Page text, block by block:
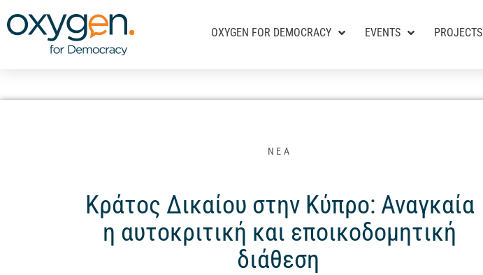
στο
περιεχόμενο
OXYGEN FOR DEMOCRACY EVENTS PROJECTS
ΝΕΑ
Κράτος Δικαίου στην Κύπρο: Αναγκαία
η αυτοκριτική και εποικοδομητική
διάθεση